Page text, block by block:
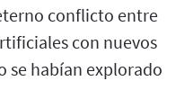
conflicto entre
con nuevos
se habían explorado